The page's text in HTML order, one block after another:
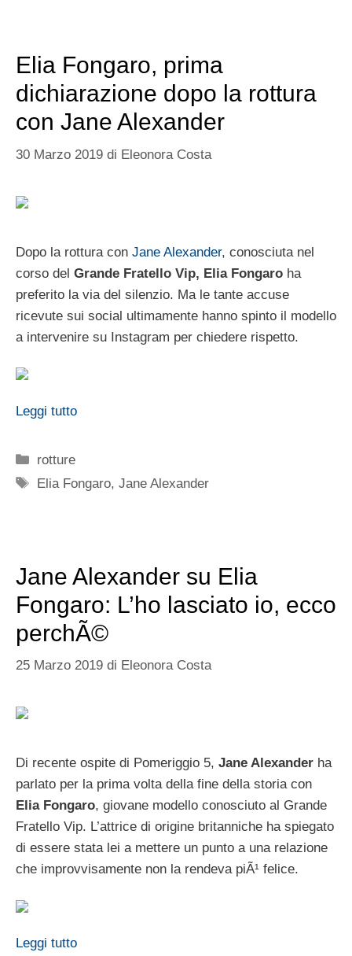
Elia Fongaro, prima
dichiarazione dopo la rottura
con Jane Alexander
30 Marzo 2019 di Eleonora Costa
Dopo la rottura con Jane Alexander, conosciuta nel
corso del Grande Fratello Vip, Elia Fongaro ha
preferito la via del silenzio. Ma le tante accuse
ricevute sui social ultimamente hanno spinto il modello
a intervenire su Instagram per chiedere rispetto.
Leggi tutto
Categorie
rotture
Tag
Elia Fongaro,Jane Alexander
Jane Alexander su Elia
Fongaro: L’ho lasciato io, ecco
perchÃ©
25 Marzo 2019 di Eleonora Costa
Di recente ospite di Pomeriggio 5, Jane Alexander ha
parlato per la prima volta della fine della storia con
Elia Fongaro, giovane modello conosciuto al Grande
Fratello Vip. L’attrice di origine britanniche ha spiegato
di essere stata lei a mettere un punto a una relazione
che improvvisamente non la rendeva piÃ¹ felice.
Leggi tutto